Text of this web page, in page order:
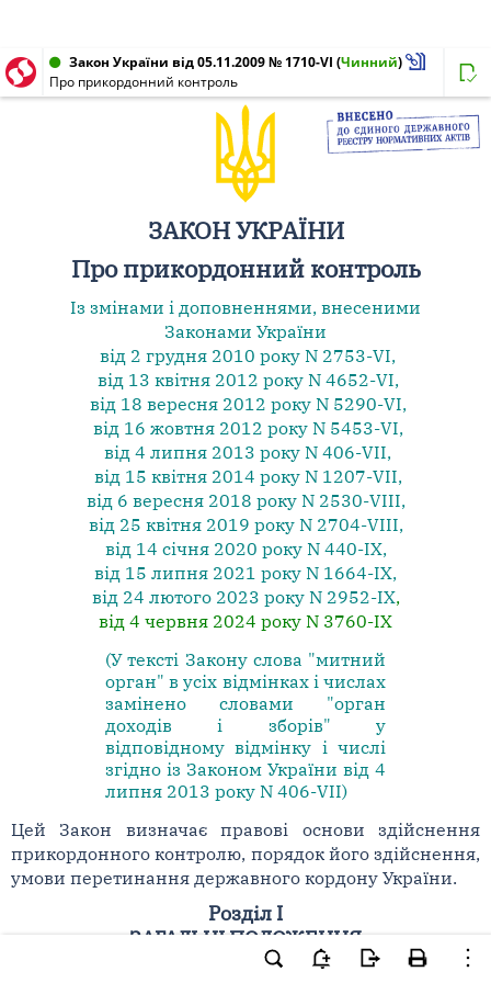
Закон України від 05.11.2009 № 1710-VI (Чинний)
Про прикордонний контроль